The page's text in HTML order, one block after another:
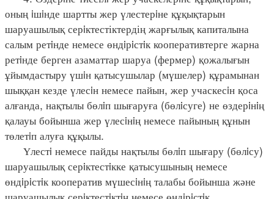
оның iшiнде шартты жер үлестерiне құқықтарын
шаруашылық серiктестіктердің жарғылық капиталына
салым ретiнде немесе өндiрiстiк кооперативтерге жарна
ретiнде берген азаматтар шаруа (фермер) қожалығын
ұйымдастыру үшiн қатысушылар (мүшелер) құрамынан
шыққан кезде үлесiн немесе пайын, жер учаскесiн қоса
алғанда, нақтылы бөлiп шығаруға (бөлiсуге) не өздерiнiң
қалауы бойынша жер үлесiнiң немесе пайының құнын
төлетiп алуға құқылы.
Үлестi немесе пайды нақтылы бөлiп шығару (бөлiсу)
шаруашылық серiктестiкке қатысушының немесе
өндiрiстiк кооператив мүшесiнiң талабы бойынша және